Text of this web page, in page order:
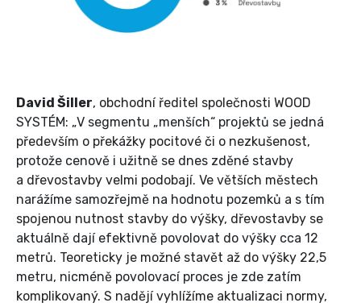
David Šiller, obchodní ředitel společnosti WOOD
SYSTÉM: „V segmentu „menších“ projektů se jedná
především o překážky pocitové či o nezkušenost,
protože cenově i užitně se dnes zděné stavby
a dřevostavby velmi podobají. Ve větších městech
narážíme samozřejmě na hodnotu pozemků a s tím
spojenou nutnost stavby do výšky, dřevostavby se
aktuálně dají efektivně povolovat do výšky cca 12
metrů. Teoreticky je možné stavět až do výšky 22,5
metru, nicméně povolovací proces je zde zatím
komplikovaný. S nadějí vyhlížíme aktualizaci normy,